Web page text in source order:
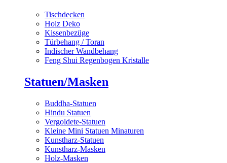
Tischdecken
Holz Deko
Kissenbezüge
Türbehang / Toran
Indischer Wandbehang
Feng Shui Regenbogen Kristalle
Statuen/Masken
Buddha-Statuen
Hindu Statuen
Vergoldete-Statuen
Kleine Mini Statuen Minaturen
Kunstharz-Statuen
Kunstharz-Masken
Holz-Masken